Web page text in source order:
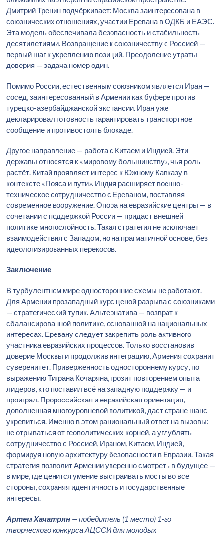
Дмитрий Тренин подчёркивает: Москва заинтересована в
союзнических отношениях, участии Еревана в ОДКБ и ЕАЭС.
Эта модель обеспечивала безопасность и стабильность
десятилетиями. Возвращение к союзничеству с Россией —
первый шаг к укреплению позиций. Преодоление утраты
доверия — задача номер один.
Помимо России, естественным союзником является Иран —
сосед, заинтересованный в Армении как буфере против
турецко-азербайджанской экспансии. Иран уже
декларировал готовность гарантировать транспортное
сообщение и противостоять блокаде.
Другое направление — работа с Китаем и Индией. Эти
державы относятся к «мировому большинству», чья роль
растёт. Китай проявляет интерес к Южному Кавказу в
контексте «Пояса и пути». Индия расширяет военно-
техническое сотрудничество с Ереваном, поставляя
современное вооружение. Опора на евразийские центры — в
сочетании с поддержкой России — придаст внешней
политике многослойность. Такая стратегия не исключает
взаимодействия с Западом, но на прагматичной основе, без
идеологизированных перекосов.
Заключение
В турбулентном мире односторонние схемы не работают.
Для Армении прозападный курс ценой разрыва с союзниками
— стратегический тупик. Альтернатива — возврат к
сбалансированной политике, основанной на национальных
интересах. Еревану следует закрепить роль активного
участника евразийских процессов. Только восстановив
доверие Москвы и продолжив интеграцию, Армения сохранит
суверенитет. Приверженность одностороннему курсу, по
выражению Тиграна Кочаряна, грозит повторением опыта
лидеров, кто поставил всё на западную поддержку — и
проиграл. Пророссийская и евразийская ориентация,
дополненная многоуровневой политикой, даст стране шанс
укрепиться. Именно в этом рациональный ответ на вызовы:
не отрываться от геополитических корней, а углублять
сотрудничество с Россией, Ираном, Китаем, Индией,
формируя новую архитектуру безопасности в Евразии. Такая
стратегия позволит Армении уверенно смотреть в будущее —
в мире, где ценится умение выстраивать мосты во все
стороны, сохраняя идентичность и государственные
интересы.
Артем Хачатрян — победитель (1 место) 1-го
творческого конкурса АЦССИ для молодых